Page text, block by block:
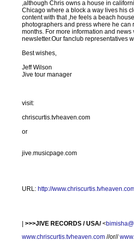
,although Chris owns a house in
Chicago where a block a way lives his
content with that ,he feels a beach
photographers and press where he can
months. For more information and news
newsletter.Our fanclub representatives
Best wishes,
Jeff Wilson
Jive tour manager
visit:
chriscurtis.tvheaven.com
or
jive.musicpage.com
URL: http://
>>>JIVE RECORDS / USA/<
www.chriscurtis.tvheaven.com //or//